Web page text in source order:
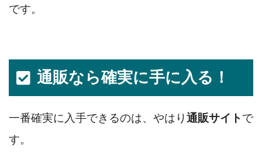
です。
通販なら確実に手に入る！
一番確実に入手できるのは、やはり通販サイトで
す。